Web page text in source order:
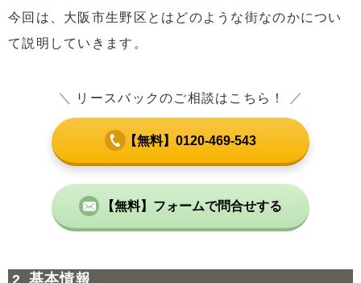
7.1
交通の便がよい
7.2 子育てに適した環境である
まとめ
今回は、大阪市生野区とはどのような街なのかについ
て説明していきます。
＼ リースバックのご相談はこちら！ ／
【無料】0120-469-543
【無料】フォームで問合せする
基本情報